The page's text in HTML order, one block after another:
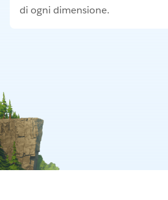
di ogni dimensione.